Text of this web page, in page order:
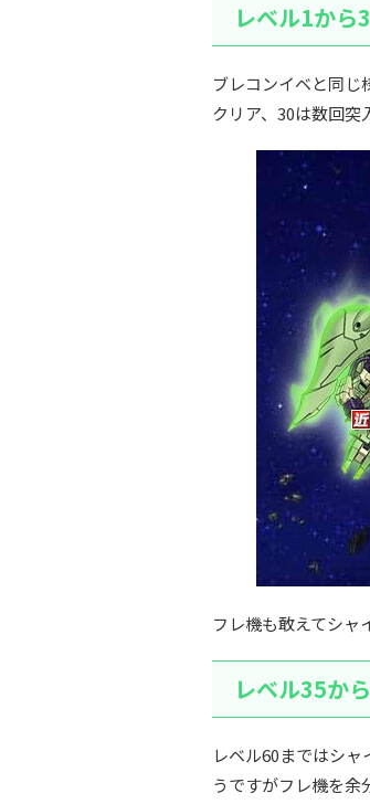
レベル1から
ブレコンイベと同じ
クリア、30は数回突
フレ機も敢えてシャ
レベル35か
レベル60まではシ
うですがフレ機を余